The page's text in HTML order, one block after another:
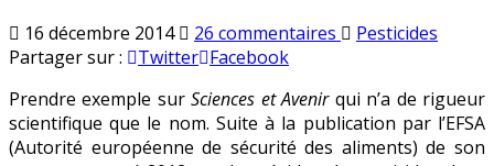
16 décembre 2014 26 commentaires sur
comment
jouer
au
Publié
Pesticides
Partager sur :
Twitter Facebook
Prendre exemple surSciences et Avenirqui n’a de rigueur
scientifique que le nom. Suite à la publication par l’EFSA
(Autorité européenne de sécurité des aliments) de son